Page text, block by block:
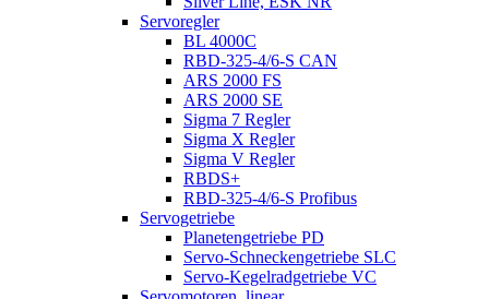
Servoregler
BL 4000C
RBD-325-4/6-S CAN
ARS 2000 FS
ARS 2000 SE
Sigma 7 Regler
Sigma X Regler
Sigma V Regler
RBDS+
RBD-325-4/6-S Profibus
Servogetriebe
Planetengetriebe PD
Servo-Schneckengetriebe SLC
Servo-Kegelradgetriebe VC